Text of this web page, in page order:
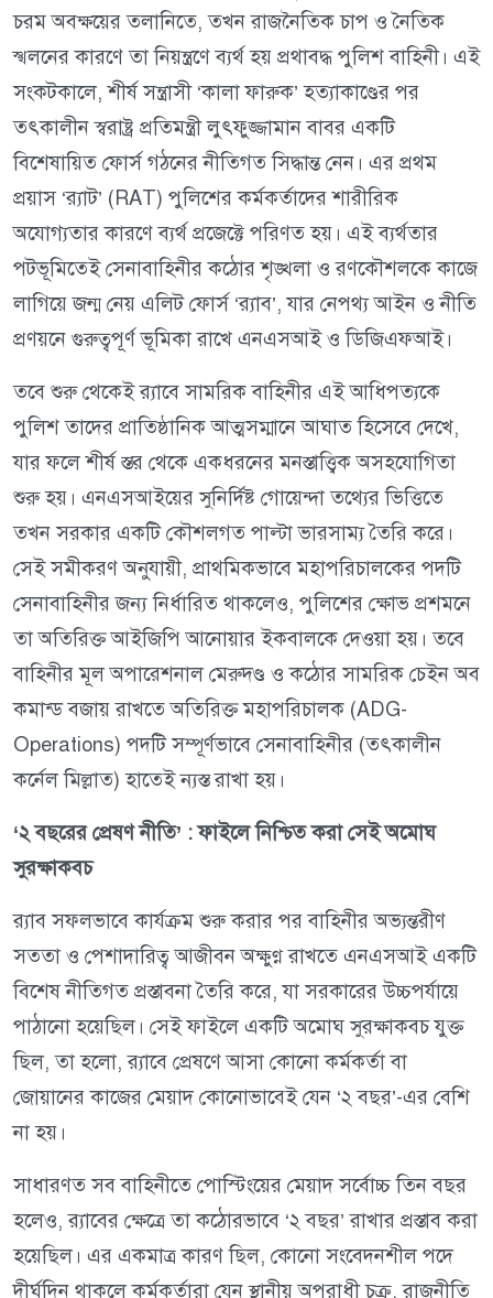
চরম অবক্ষয়ের তলানিতে, তখন রাজনৈতিক চাপ ও নৈতিক
স্খলনের কারণে তা নিয়ন্ত্রণে ব্যর্থ হয় প্রথাবদ্ধ পুলিশ বাহিনী। এই
সংকটকালে, শীর্ষ সন্ত্রাসী ‘কালা ফারুক’ হত্যাকাণ্ডের পর
তৎকালীন স্বরাষ্ট্র প্রতিমন্ত্রী লুৎফুজ্জামান বাবর একটি
বিশেষায়িত ফোর্স গঠনের নীতিগত সিদ্ধান্ত নেন। এর প্রথম
প্রয়াস ‘র‍্যাট’ (RAT) পুলিশের কর্মকর্তাদের শারীরিক
অযোগ্যতার কারণে ব্যর্থ প্রজেক্টে পরিণত হয়। এই ব্যর্থতার
পটভূমিতেই সেনাবাহিনীর কঠোর শৃঙ্খলা ও রণকৌশলকে কাজে
লাগিয়ে জন্ম নেয় এলিট ফোর্স ‘র‍্যাব’, যার নেপথ্য আইন ও নীতি
প্রণয়নে গুরুত্বপূর্ণ ভূমিকা রাখে এনএসআই ও ডিজিএফআই।
তবে শুরু থেকেই র‍্যাবে সামরিক বাহিনীর এই আধিপত্যকে
পুলিশ তাদের প্রাতিষ্ঠানিক আত্মসম্মানে আঘাত হিসেবে দেখে,
যার ফলে শীর্ষ স্তর থেকে একধরনের মনস্তাত্ত্বিক অসহযোগিতা
শুরু হয়। এনএসআইয়ের সুনির্দিষ্ট গোয়েন্দা তথ্যের ভিত্তিতে
তখন সরকার একটি কৌশলগত পাল্টা ভারসাম্য তৈরি করে।
সেই সমীকরণ অনুযায়ী, প্রাথমিকভাবে মহাপরিচালকের পদটি
সেনাবাহিনীর জন্য নির্ধারিত থাকলেও, পুলিশের ক্ষোভ প্রশমনে
তা অতিরিক্ত আইজিপি আনোয়ার ইকবালকে দেওয়া হয়। তবে
বাহিনীর মূল অপারেশনাল মেরুদণ্ড ও কঠোর সামরিক চেইন অব
কমান্ড বজায় রাখতে অতিরিক্ত মহাপরিচালক (ADG-
Operations) পদটি সম্পূর্ণভাবে সেনাবাহিনীর (তৎকালীন
কর্নেল মিল্লাত) হাতেই ন্যস্ত রাখা হয়।
‘২ বছরের প্রেষণ নীতি’ : ফাইলে নিশ্চিত করা সেই অমোঘ
সুরক্ষাকবচ
র‍্যাব সফলভাবে কার্যক্রম শুরু করার পর বাহিনীর অভ্যন্তরীণ
সততা ও পেশাদারিত্ব আজীবন অক্ষুণ্ণ রাখতে এনএসআই একটি
বিশেষ নীতিগত প্রস্তাবনা তৈরি করে, যা সরকারের উচ্চপর্যায়ে
পাঠানো হয়েছিল। সেই ফাইলে একটি অমোঘ সুরক্ষাকবচ যুক্ত
ছিল, তা হলো, র‍্যাবে প্রেষণে আসা কোনো কর্মকর্তা বা
জোয়ানের কাজের মেয়াদ কোনোভাবেই যেন ‘২ বছর’-এর বেশি
না হয়।
সাধারণত সব বাহিনীতে পোস্টিংয়ের মেয়াদ সর্বোচ্চ তিন বছর
হলেও, র‍্যাবের ক্ষেত্রে তা কঠোরভাবে ‘২ বছর’ রাখার প্রস্তাব করা
হয়েছিল। এর একমাত্র কারণ ছিল, কোনো সংবেদনশীল পদে
দীর্ঘদিন থাকলে কর্মকর্তারা যেন স্থানীয় অপরাধী চক্র, রাজনীতি